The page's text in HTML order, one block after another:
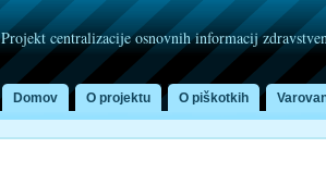
Projekt centralizacije osnovnih informacij
Domov O projektu O piškotkih